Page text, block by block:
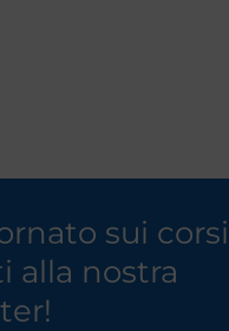
sui corsi
alla nostra